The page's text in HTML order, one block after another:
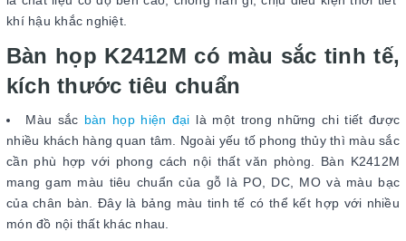
khí hậu khắc nghiệt.
Bàn họp K2412M có màu sắc tinh tế,
kích thước tiêu chuẩn
Màu sắc bàn họp hiện đại là một trong những chi tiết được
nhiều khách hàng quan tâm. Ngoài yếu tố phong thủy thì màu sắc
cần phù hợp với phong cách nội thất văn phòng. Bàn K2412M
mang gam màu tiêu chuẩn của gỗ là PO, DC, MO và màu bạc
của chân bàn. Đây là bảng màu tinh tế có thể kết hợp với nhiều
món đồ nội thất khác nhau.